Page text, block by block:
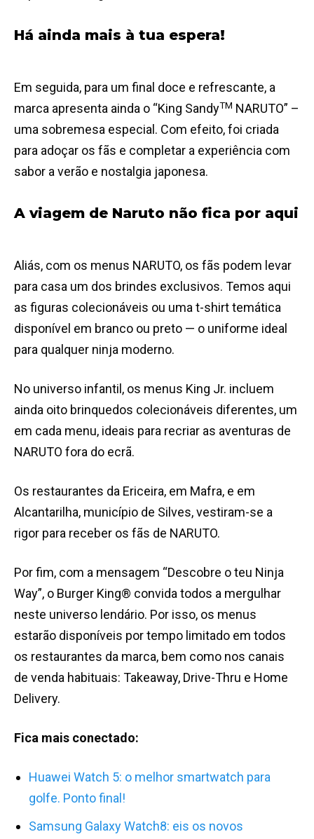
Há ainda mais à tua espera!
Em seguida, para um final doce e refrescante, a
marca apresenta ainda o “King SandyTM NARUTO” –
uma sobremesa especial. Com efeito, foi criada
para adoçar os fãs e completar a experiência com
sabor a verão e nostalgia japonesa.
A viagem de Naruto não fica por aqui
Aliás, com os menus NARUTO, os fãs podem levar
para casa um dos brindes exclusivos. Temos aqui
as figuras colecionáveis ou uma t-shirt temática
disponível em branco ou preto — o uniforme ideal
para qualquer ninja moderno.
No universo infantil, os menus King Jr. incluem
ainda oito brinquedos colecionáveis diferentes, um
em cada menu, ideais para recriar as aventuras de
NARUTO fora do ecrã.
Os restaurantes da Ericeira, em Mafra, e em
Alcantarilha, município de Silves, vestiram-se a
rigor para receber os fãs de NARUTO.
Por fim, com a mensagem “Descobre o teu Ninja
Way”, o Burger King® convida todos a mergulhar
neste universo lendário. Por isso, os menus
estarão disponíveis por tempo limitado em todos
os restaurantes da marca, bem como nos canais
de venda habituais: Takeaway, Drive-Thru e Home
Delivery.
Fica mais conectado:
Huawei Watch 5: o melhor smartwatch para
golfe. Ponto final!
Samsung Galaxy Watch8: eis os novos